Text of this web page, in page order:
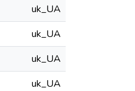
uk_UA
uk_UA
uk_UA
uk_UA